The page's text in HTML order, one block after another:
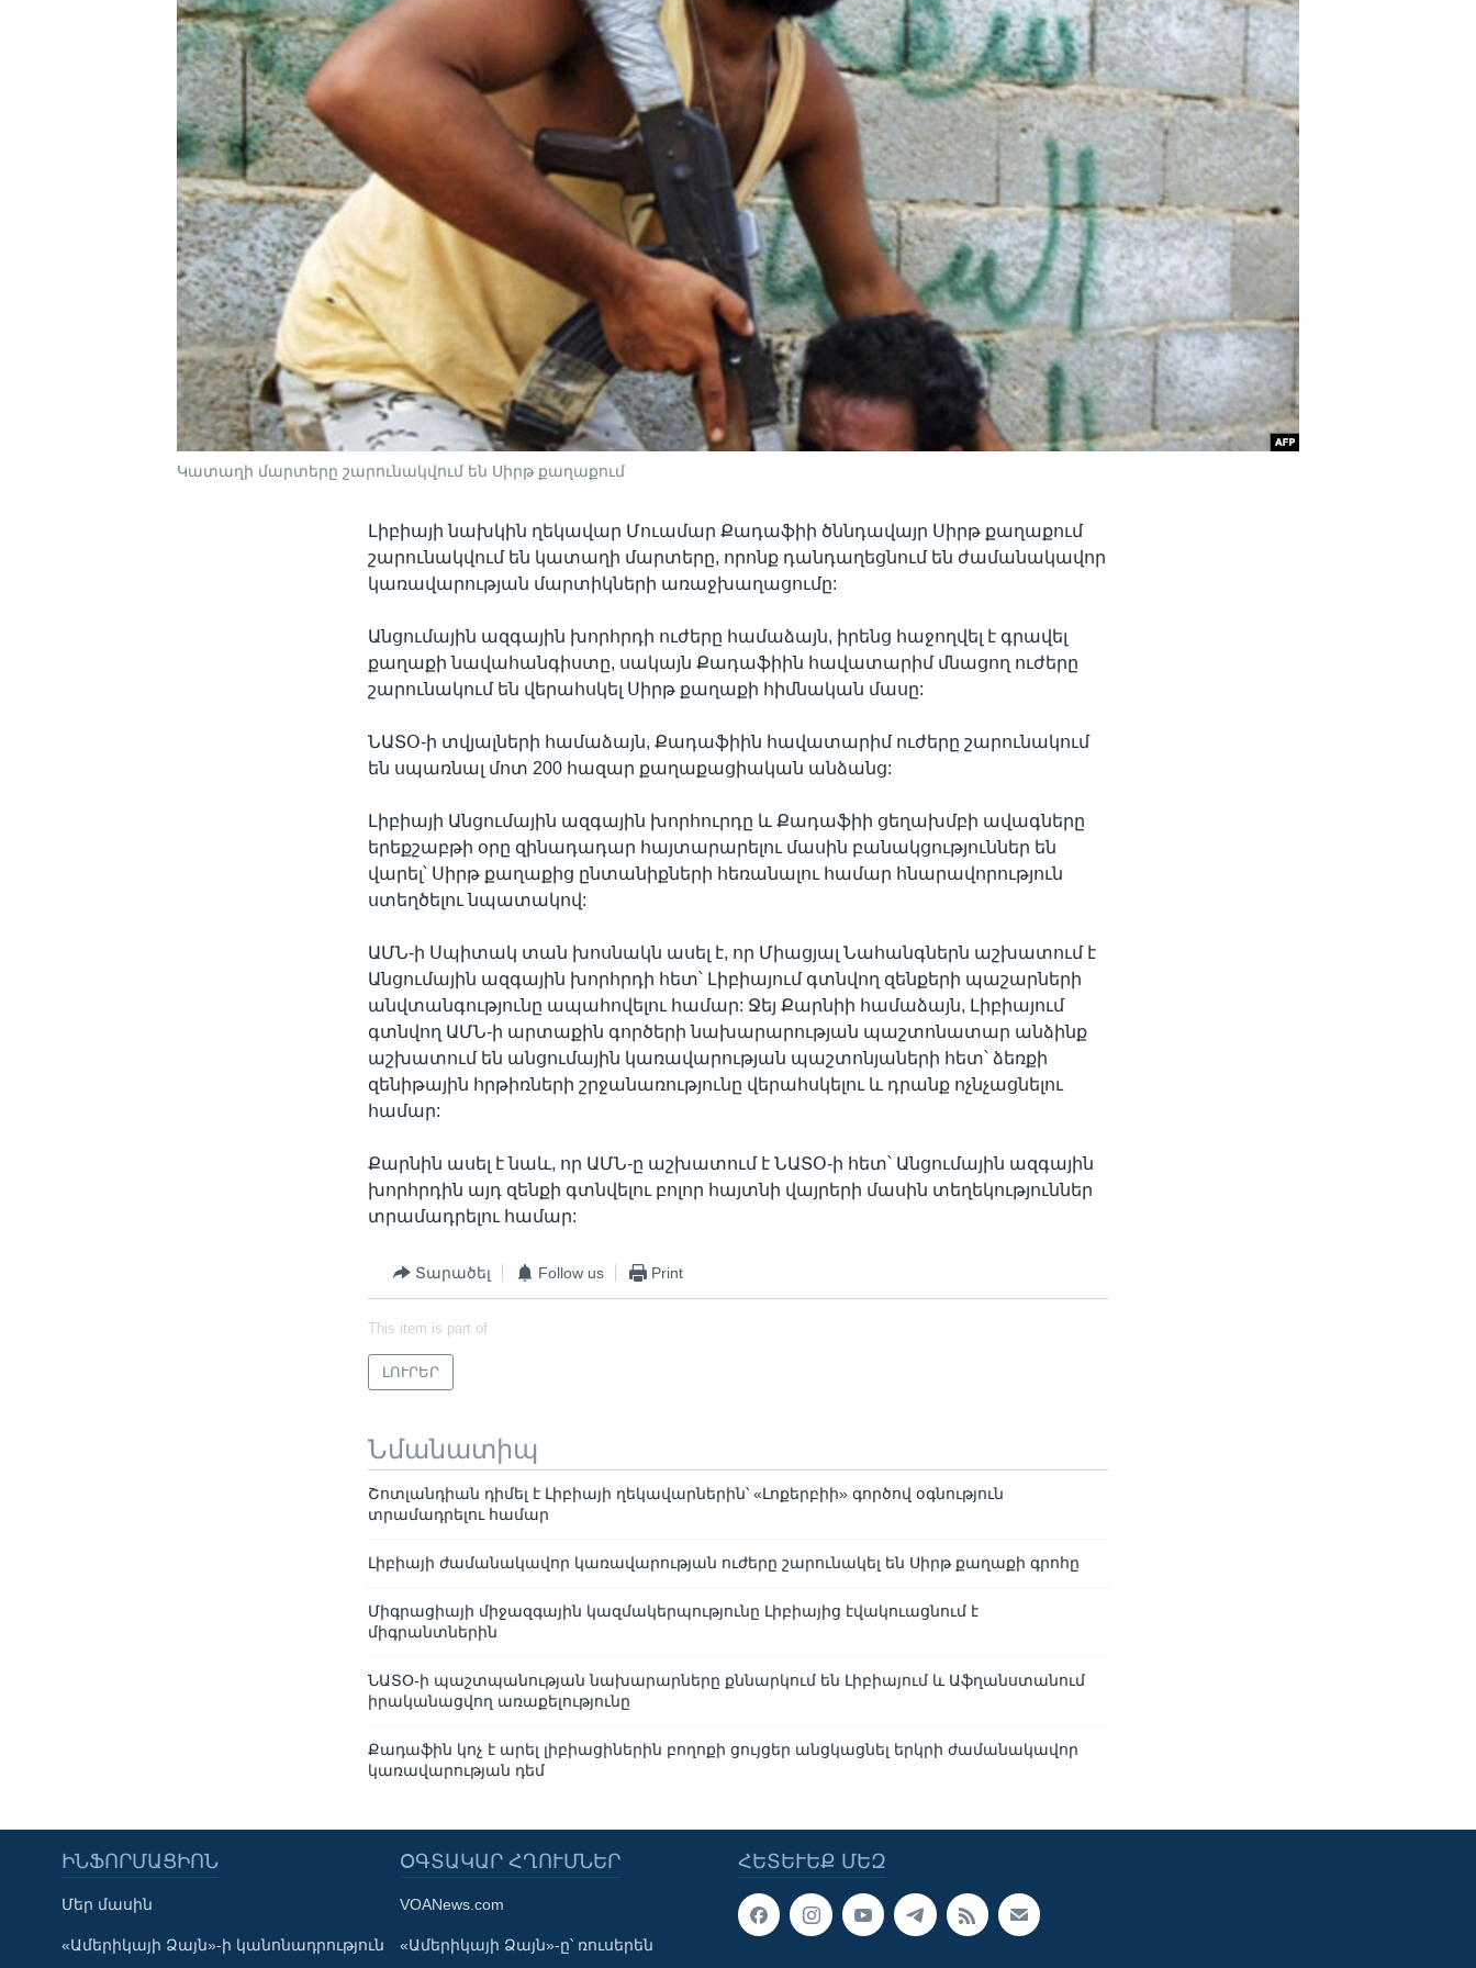
Learning English
Կատաղի մարտերը շարունակվում են Սիրթ քաղաքում
Լիբիայի նախկին ղեկավար Մուամար Քադաֆիի ծննդավայր Սիրթ քաղաքում
շարունակվում են կատաղի մարտերը, որոնք դանդաղեցնում են ժամանակավոր
կառավարության մարտիկների առաջխաղացումը:
Անցումային ազգային խորհրդի ուժերը համաձայն, իրենց հաջողվել է գրավել
քաղաքի նավահանգիստը, սակայն Քադաֆիին հավատարիմ մնացող ուժերը
շարունակում են վերահսկել Սիրթ քաղաքի հիմնական մասը:
ՆԱՏՕ-ի տվյալների համաձայն, Քադաֆիին հավատարիմ ուժերը շարունակում
են սպառնալ մոտ 200 հազար քաղաքացիական անձանց:
Լիբիայի Անցումային ազգային խորհուրդը և Քադաֆիի ցեղախմբի ավագները
երեքշաբթի օրը զինադադար հայտարարելու մասին բանակցություններ են
վարել՝ Սիրթ քաղաքից ընտանիքների հեռանալու համար հնարավորություն
ստեղծելու նպատակով:
ԱՄՆ-ի Սպիտակ տան խոսնակն ասել է, որ Միացյալ Նահանգներն աշխատում է
Անցումային ազգային խորհրդի հետ՝ Լիբիայում գտնվող զենքերի պաշարների
անվտանգությունը ապահովելու համար: Ջեյ Քարնիի համաձայն, Լիբիայում
գտնվող ԱՄՆ-ի արտաքին գործերի նախարարության պաշտոնատար անձինք
աշխատում են անցումային կառավարության պաշտոնյաների հետ՝ ձեռքի
զենիթային հրթիռների շրջանառությունը վերահսկելու և դրանք ոչնչացնելու
համար:
Քարնին ասել է նաև, որ ԱՄՆ-ը աշխատում է ՆԱՏՕ-ի հետ՝ Անցումային ազգային
խորհրդին այդ զենքի գտնվելու բոլոր հայտնի վայրերի մասին տեղեկություններ
տրամադրելու համար:
Տարածել Follow us Print
This item is part of
ԼՈՒՐԵՐ
Նմանատիպ
Շոտլանդիան դիմել է Լիբիայի ղեկավարներին՝ «Լոքերբիի» գործով օգնություն
տրամադրելու համար
Լիբիայի ժամանակավոր կառավարության ուժերը շարունակել են Սիրթ քաղաքի գրոհը
Միգրացիայի միջազգային կազմակերպությունը Լիբիայից էվակուացնում է
միգրանտներին
ՆԱՏՕ-ի պաշտպանության նախարարները քննարկում են Լիբիայում և Աֆղանստանում
իրականացվող առաքելությունը
Քադաֆին կոչ է արել լիբիացիներին բողոքի ցույցեր անցկացնել երկրի ժամանակավոր
կառավարության դեմ
ՀԵՏԵՒԵՔ ՄԵԶ
ԻՆՖՈՐՄԱՑԻՈՆ
Մեր մասին
«Ամերիկայի Ձայն»-ի կանոնադրություն
ՕԳՏԱԿԱՐ ՀՂՈՒՄՆԵՐ
VOANews.com
«Ամերիկայի Ձայն»-ը՝ ռուսերեն